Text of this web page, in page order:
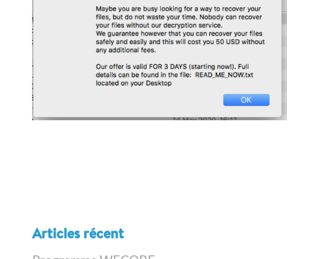
Articles récent